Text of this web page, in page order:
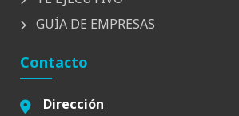
GUÍA DE EMPRESAS
Contacto
Dirección